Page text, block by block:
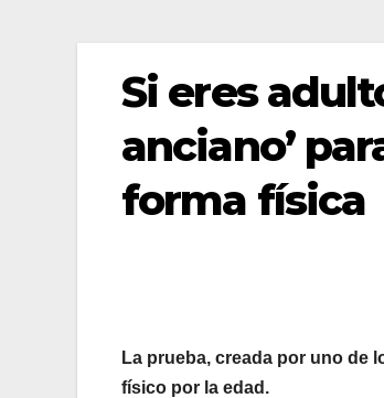
Si eres
anciano’
forma física
La prueba, creada por uno de
físico por la edad.